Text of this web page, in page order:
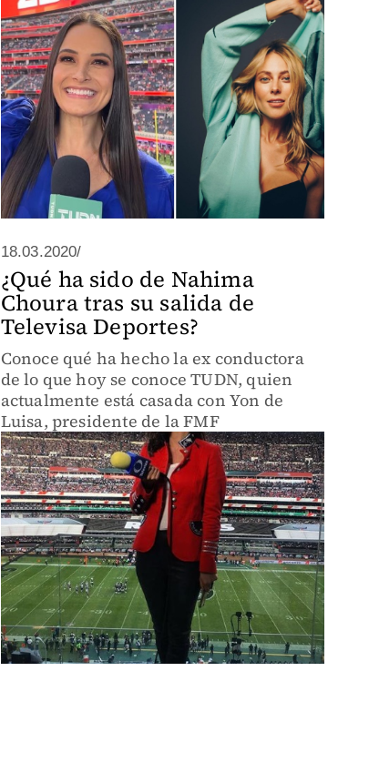
18.03.2020/
¿Qué ha sido de Nahima
Choura tras su salida de
Televisa Deportes?
Conoce qué ha hecho la ex conductora
de lo que hoy se conoce TUDN, quien
actualmente está casada con Yon de
Luisa, presidente de la FMF